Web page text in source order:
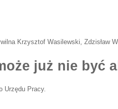
Krzysztof Wasilewski, Zdzisław
już nie być
Urzędu Pracy.